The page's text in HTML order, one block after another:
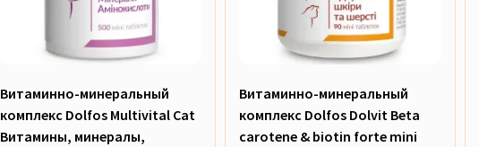
Витаминно-минеральный
комплекс Dolfos Multivital Cat
Витамины, минералы,
Витаминно-минеральный
комплекс Dolfos Dolvit Beta
carotene & biotin forte mini